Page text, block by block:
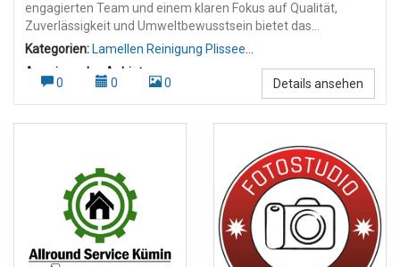
engagierten Team und einem klaren Fokus auf Qualität,
Zuverlässigkeit und Umweltbewusstsein bietet das
Unternehmen professionelle Reinigungsdienstleistungen in
Reinigung deckt ein breites Spektrum an Reinigungsarbeiten
Gartenpflege und saisonale Außenarbeiten Stärken & Werte:
Das Unternehmen legt großen Wert auf: Kundennähe:
Persönlicher Kontakt und individuelle Beratung Qualität:
Gründliche Reinigung mit modernem Equipment Flexibilität:
Anpassung an Kundenwünsche und Zeitpläne Nachhaltigkeit:
Umweltfreundliche Reinigungsmittel und
Kategorien: Lamellen Reinigung Plissee
Reinigung
Wohnungsreinigung
Umzugsreinigung
Wohnungsreinigung Umzugsreinigung,
Anzeigen des Anbieters:
0 0 0 Details ansehen